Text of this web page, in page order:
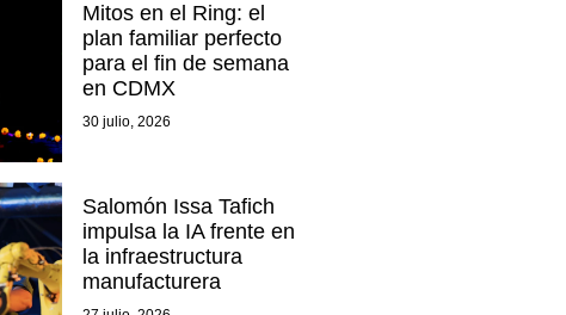
Mitos en el Ring: el
plan familiar perfecto
para el fin de semana
en CDMX
30 julio, 2026
Salomón Issa Tafich
impulsa la IA frente en
la infraestructura
manufacturera